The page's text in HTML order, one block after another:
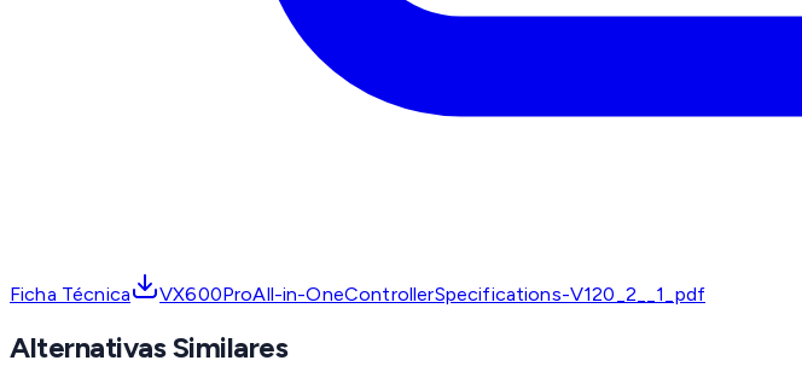
Ficha Técnica VX600ProAll-in-OneControllerSpecifications-V120_2__1_pdf
Alternativas Similares